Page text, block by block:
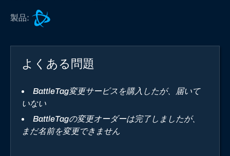
製品:
l
.
t
サ
よくある問題
BattleTag変更サービスを購入したが、届いて
いない
BattleTagの変更オーダーは完了しましたが、
まだ名前を変更できません